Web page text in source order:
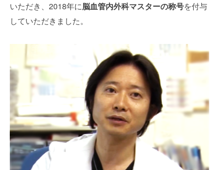
いただき、 2018年に脳血管内外科マスターの称号を付与
していただきました。